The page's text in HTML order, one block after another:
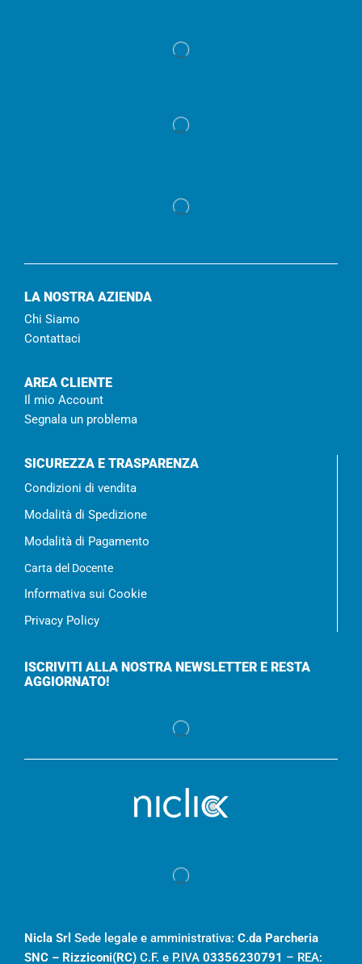
LA NOSTRA AZIENDA
Chi Siamo
Contattaci
AREA CLIENTE
Il mio Account
Segnala un problema
SICUREZZA E TRASPARENZA
Condizioni di vendita
Modalità di Spedizione
Modalità di Pagamento
Carta del Docente
Informativa sui Cookie
Privacy Policy
ISCRIVITI ALLA NOSTRA NEWSLETTER E RESTA
AGGIORNATO!
Nicla Srl Sede legale e amministrativa: C.da Parcheria
SNC – Rizziconi(RC) C.F. e P.IVA 03356230791 – REA: